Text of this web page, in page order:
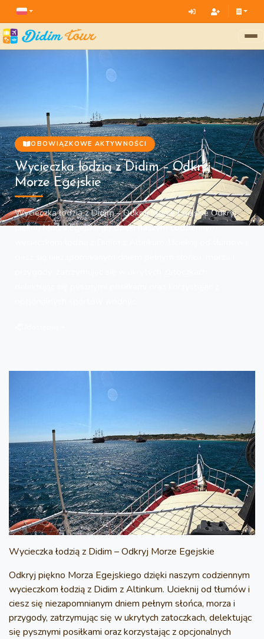
OBOWIĄZKOWE AKTYWNOŚCI
Wycieczka łodzią z Didim – Odkryj
Morze Egejskie
Wycieczka łodzią z Didim – Odkryj Morze Egejskie Odkryj
piękno Morza Egejskiego dzięki naszym codziennym
Wycieczka łodzią z Didim – Odkryj Morze Egejskie
Odkryj piękno Morza Egejskiego dzięki naszym codziennym
wycieczkom łodzią z Didim zAltinkum. Ucieknij od tłumów i
ciesz się niezapomnianym dniem pełnym słońca, morza i
przygody, zatrzymując się w ukrytych zatoczkach, delektując
się pysznymi posiłkami oraz korzystając z opcjonalnych